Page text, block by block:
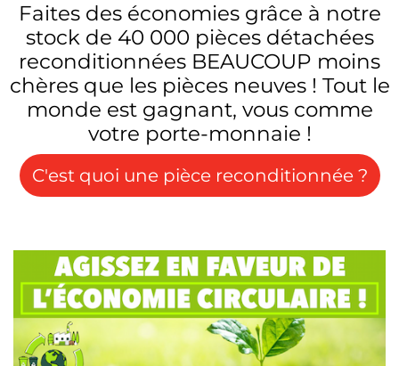
Faites des économies grâce à notre
stock de 40 000 pièces détachées
reconditionnées BEAUCOUP moins
chères que les pièces neuves ! Tout le
monde est gagnant, vous comme
votre porte-monnaie !
C'est quoi une pièce reconditionnée ?